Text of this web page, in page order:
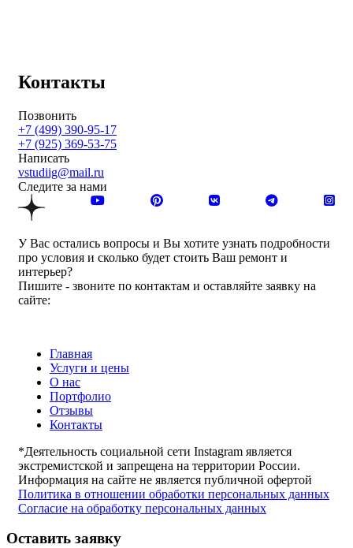
Контакты
У Вас остались вопросы и Вы хотите узнать подробности
про условия и сколько будет стоить Ваш ремонт и
интерьер?
Пишите - звоните по контактам и оставляйте заявку на
сайте:
Главная
Услуги и цены
О нас
Портфолио
Отзывы
Контакты
Позвонить
+7 (499) 390-95-17
+7 (925) 369-53-75
Написать
vstudiig@mail.ru
Следите за нами
*Деятельность социальной сети Instagram является
экстремистской и запрещена на территории России.
Информация на сайте не является публичной офертой
Политика в отношении обработки персональных данных
Согласие на обработку персональных данных
Оставить заявку